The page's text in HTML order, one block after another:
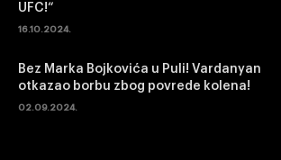
UFC!“
16.10.2024.
Bez Marka Bojkovića u Puli! Vardanyan
otkazao borbu zbog povrede kolena!
02.09.2024.